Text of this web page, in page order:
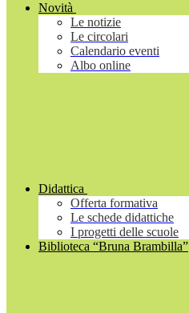
Novità
Le notizie
Le circolari
Calendario eventi
Albo online
Didattica
Offerta formativa
Le schede didattiche
I progetti delle scuole
Biblioteca “Bruna Brambilla”